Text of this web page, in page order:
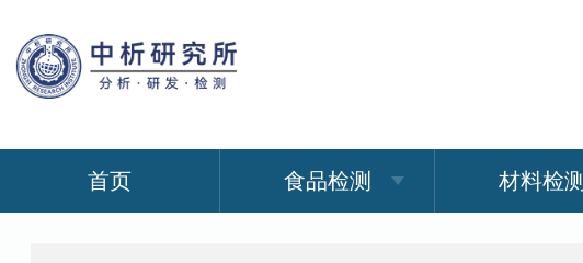
首页 食品检测 材料检测